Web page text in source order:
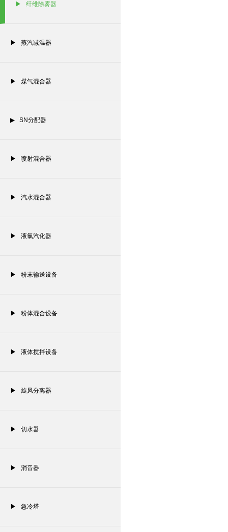
▶ 纤维除雾器
▶ 蒸汽减温器
▶ 煤气混合器
▶ SN分配器
▶ 喷射混合器
▶ 汽水混合器
▶ 液氯汽化器
▶ 粉末输送设备
▶ 粉体混合设备
▶ 液体搅拌设备
▶ 旋风分离器
▶ 切水器
▶ 消音器
▶ 急冷塔